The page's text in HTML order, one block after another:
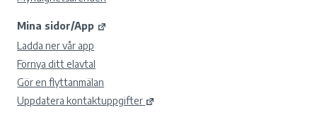
Mina sidor/App
Ladda ner vår app
Förnya ditt elavtal
Gör en flyttanmälan
Uppdatera kontaktuppgifter